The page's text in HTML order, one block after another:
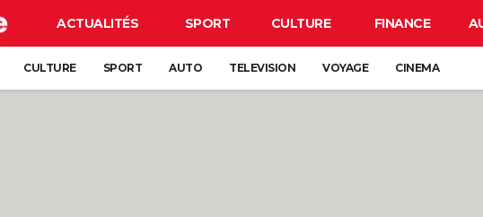
ACTUALITÉS SPORT CULTURE FINANCE
CULTURE SPORT AUTO TELEVISION VOYAGE CINEMA